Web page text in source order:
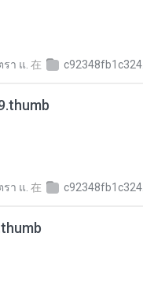
า แ. 在 c92348fb1c324c4ee7772b12170275df3
า แ. 在 c92348fb1c324c4ee7772b12170275df3